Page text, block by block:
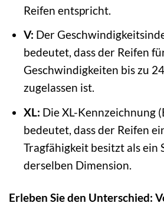
Reifen entspricht.
V: Der
bedeutet, dass der Reifen
Geschwindigkeiten bis zu
zugelassen ist.
XL: Die XL-Kennzeichnung
bedeutet, dass der Reifen
Tragfähigkeit besitzt als ein
derselben Dimension.
Erleben Sie den Unterschied: